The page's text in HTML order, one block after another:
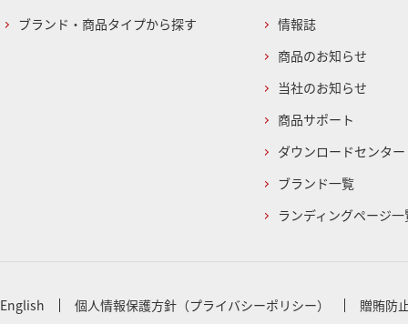
ブランド・商品タイプから探す
情報誌
商品のお知らせ
当社のお知らせ
商品サポート
ダウンロードセンター
ブランド一覧
ランディングページ一
English 個人情報保護方針（プライバシーポリシー） 贈賄防